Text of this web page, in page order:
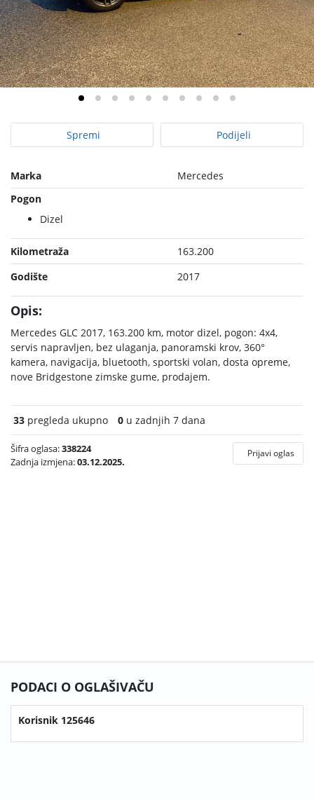
Spremi Podijeli
Marka
Mercedes
Pogon
Dizel
Kilometraža
163.200
Godište
2017
Opis:
Mercedes GLC 2017, 163.200 km, motor dizel, pogon: 4x4,
servis napravljen, bez ulaganja, panoramski krov, 360°
kamera, navigacija, bluetooth, sportski volan, dosta opreme,
nove Bridgestone zimske gume, prodajem.
33 pregleda ukupno 0 u zadnjih 7 dana
Šifra oglasa:338224
Zadnja izmjena:03.12.2025.
Prijavi oglas
PODACI O OGLAŠIVAČU
Korisnik 125646